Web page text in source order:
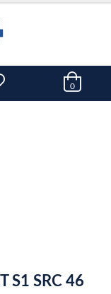
0
S1 SRC 46